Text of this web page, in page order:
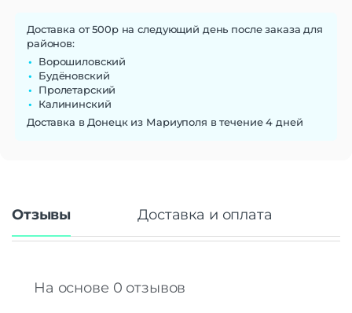
Доставка от 500р на следующий день после заказа для
районов:
Ворошиловский
Будёновский
Пролетарский
Калининский
Доставка в Донецк из Мариуполя в течение 4 дней
Отзывы Доставка и оплата
На основе 0 отзывов